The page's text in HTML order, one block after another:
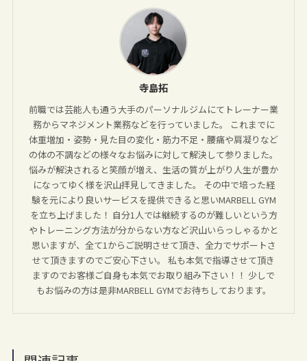
寺島拓
前職では芸能人も通う大手のパーソナルジムにてトレーナー業
務からマネジメント業務などを行っていました。 これまでに
体重増加・姿勢・見た目の変化・筋力不足・腰痛や肩凝りなど
の体の不調などの様々なお悩みに対して解決して参りました。
悩みが解決されると笑顔が増え、生活の質が上がり人生が豊か
になってゆく様を沢山拝見してきました。 その中で培った経
験を元により良いサービスを提供できると思いMARBELL GYM
を立ち上げました！ 自分1人では継続するのが難しいという方
やトレーニング方法が分からない方など沢山いらっしゃるかと
思いますが、全て1からご説明させて頂き、全力でサポートさ
せて頂きますのでご安心下さい。 私も本気で指導させて頂き
ますのでお客様ご自身も本気でお取り組み下さい！！ 少しで
もお悩みの方は是非MARBELL GYMでお待ちしております。